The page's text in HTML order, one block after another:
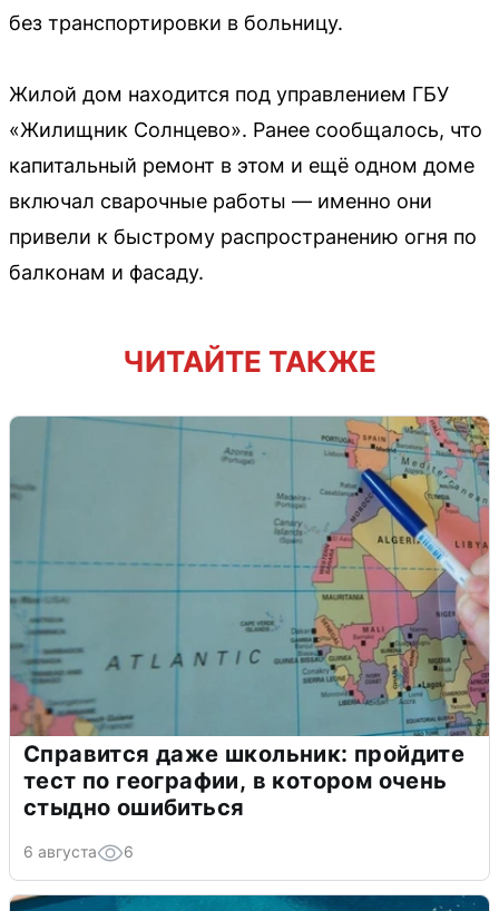
без транспортировки в больницу.
Жилой дом находится под управлением ГБУ
«Жилищник Солнцево». Ранее сообщалось, что
капитальный ремонт в этом и ещё одном доме
включал сварочные работы — именно они
привели к быстрому распространению огня по
балконам и фасаду.
ЧИТАЙТЕ ТАКЖЕ
Справится даже школьник: пройдите
тест по географии, в котором очень
стыдно ошибиться
6 августа 6